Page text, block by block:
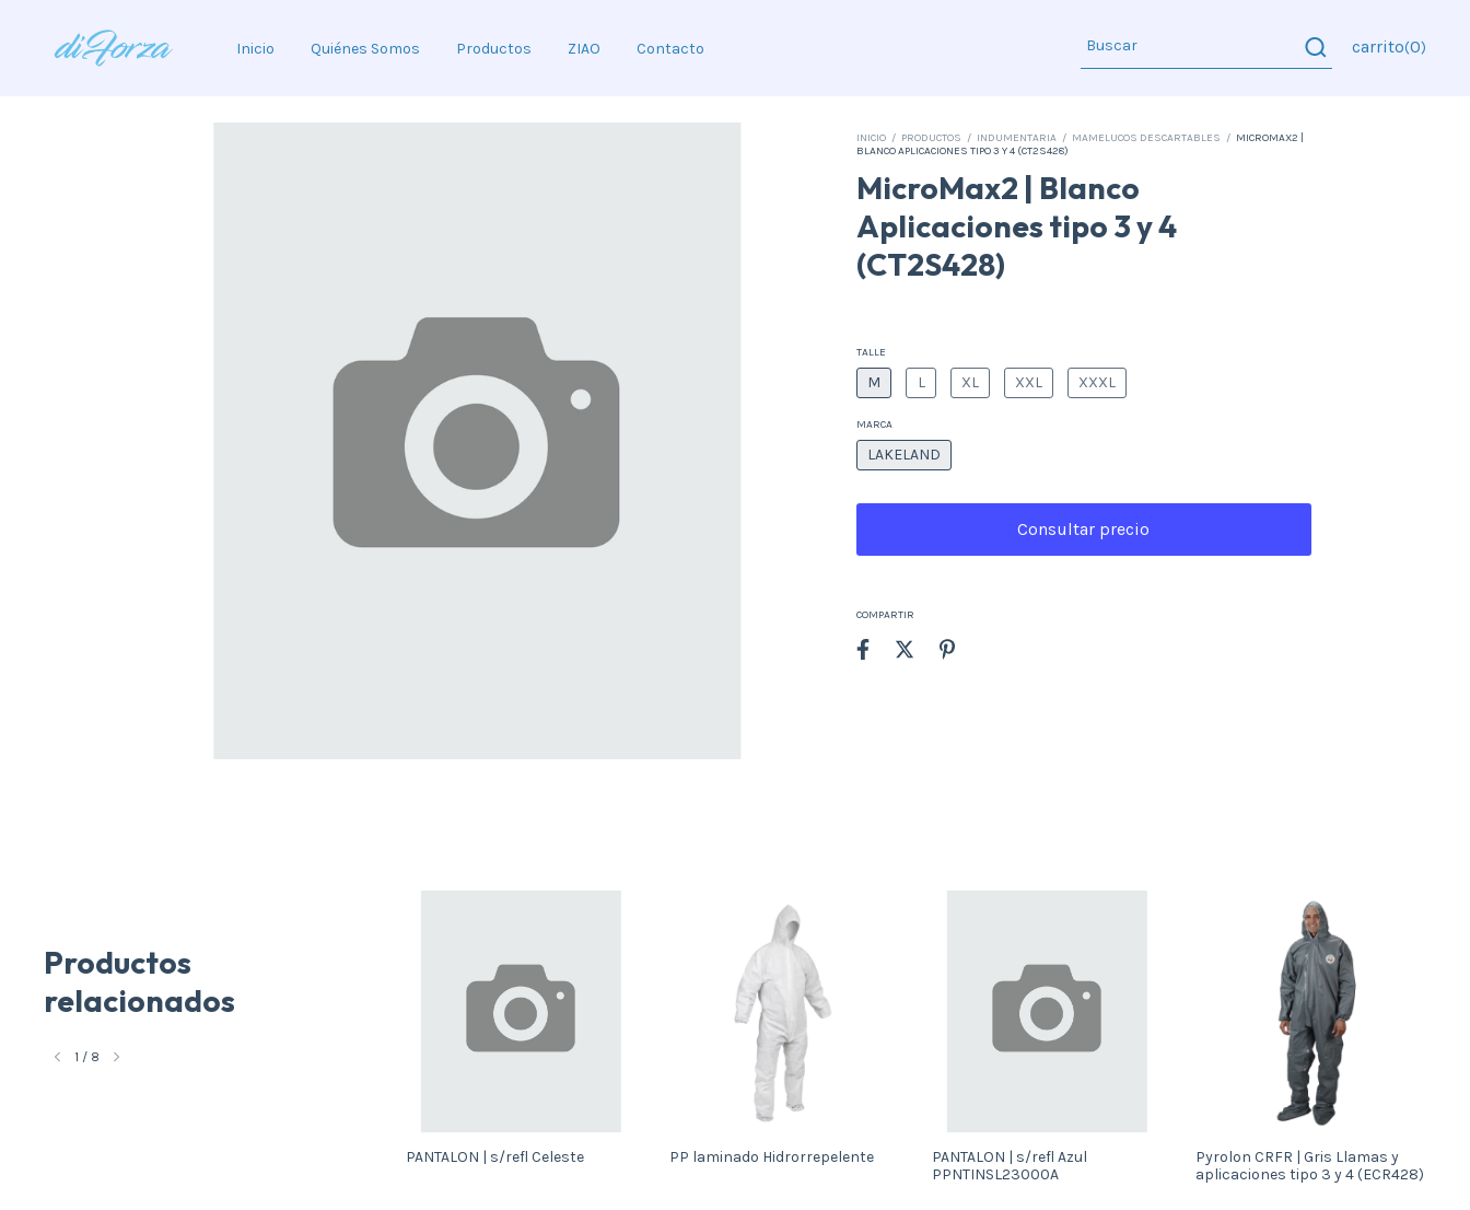
Inicio Quiénes Somos Productos ZIAO Contacto carrito(0)
INICIO / PRODUCTOS / INDUMENTARIA / MAMELUCOS DESCARTABLES / MICROMAX2 |
BLANCO APLICACIONES TIPO 3 Y 4 (CT2S428)
MicroMax2 | Blanco
Aplicaciones tipo 3 y 4
(CT2S428)
TALLE
M L XL XXL XXXL
MARCA
LAKELAND
COMPARTIR
Productos
relacionados
1 / 8
PANTALON | s/refl Celeste PP laminado Hidrorrepelente
PANTALON | s/refl Azul
PPNTINSL23000A
Pyrolon CRFR | Gris Llamas y
aplicaciones tipo 3 y 4 (ECR428)